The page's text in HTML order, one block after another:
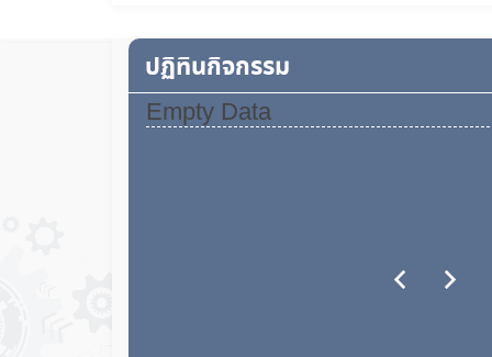
ปฏิทินกิจกรรม
Empty Data